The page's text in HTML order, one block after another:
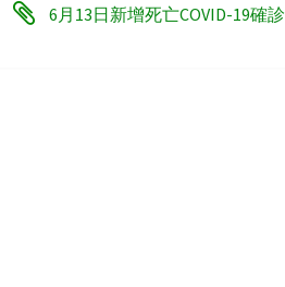
6月13日新增死亡COVID-19確